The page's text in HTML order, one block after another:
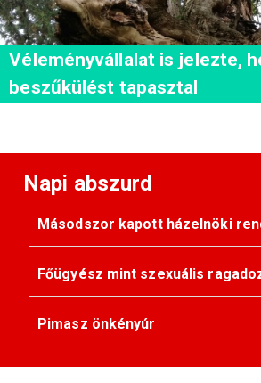
Véleményvállalat is jelezte,
beszűkülést tapasztal
Napi abszurd
Másodszor kapott házelnöki
Főügyész mint szexuális
Pimasz önkényúr